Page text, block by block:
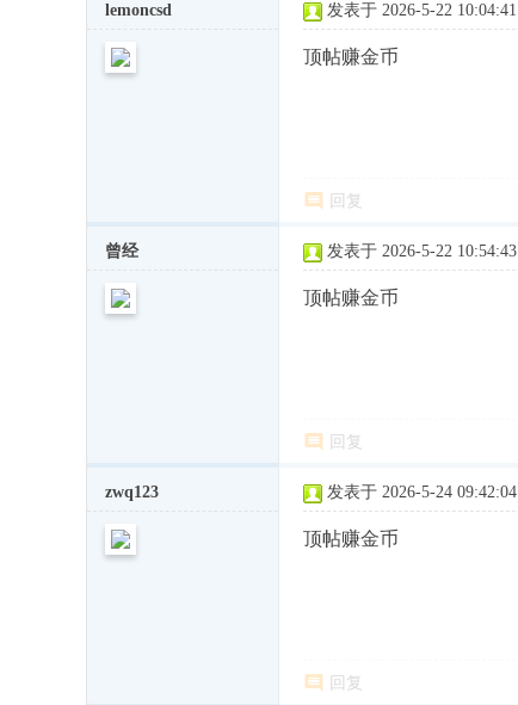
lemoncsd 发表于 2026-5-22 10:04:41
顶帖赚金币
回复
曾经 发表于 2026-5-22 10:54:43
顶帖赚金币
回复
zwq123 发表于 2026-5-24 09:42:04
顶帖赚金币
回复